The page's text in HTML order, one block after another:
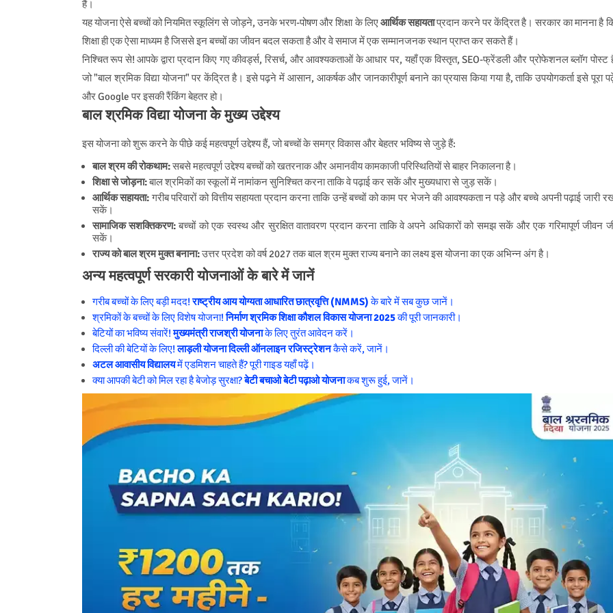
हैं।
यह योजना ऐसे बच्चों को नियमित स्कूलिंग से जोड़ने, उनके भरण-पोषण और शिक्षा के लिएआर्थिक सहायताप्रदान करने पर केंद्रित है। सरकार का मानना है
शिक्षा ही एक ऐसा माध्यम है जिससे इन बच्चों का जीवन बदल सकता है और वे समाज में एक सम्मानजनक स्थान प्राप्त कर सकते हैं।
निश्चित रूप से! आपके द्वारा प्रदान किए गए कीवर्ड्स, रिसर्च, और आवश्यकताओं के आधार पर, यहाँ एक विस्तृत, SEO-फ्रेंडली और प्रोफेशनल ब्लॉग पोस्ट
जो "बाल श्रमिक विद्या योजना" पर केंद्रित है। इसे पढ़ने में आसान, आकर्षक और जानकारीपूर्ण बनाने का प्रयास किया गया है, ताकि उपयोगकर्ता इसे पूरा
और Google पर इसकी रैंकिंग बेहतर हो।
बाल श्रमिक विद्या योजना के मुख्य उद्देश्य
इस योजना को शुरू करने के पीछे कई महत्वपूर्ण उद्देश्य हैं, जो बच्चों के समग्र विकास और बेहतर भविष्य से जुड़े हैं:
बाल श्रम की रोकथाम:सबसे महत्वपूर्ण उद्देश्य बच्चों को खतरनाक और अमानवीय कामकाजी परिस्थितियों से बाहर निकालना है।
शिक्षा से जोड़ना:बाल श्रमिकों का स्कूलों में नामांकन सुनिश्चित करना ताकि वे पढ़ाई कर सकें और मुख्यधारा से जुड़ सकें।
आर्थिक सहायता:गरीब परिवारों को वित्तीय सहायता प्रदान करना ताकि उन्हें बच्चों को काम पर भेजने की आवश्यकता न पड़े और बच्चे अपनी पढ़ाई जारी
सकें।
सामाजिक सशक्तिकरण:बच्चों को एक स्वस्थ और सुरक्षित वातावरण प्रदान करना ताकि वे अपने अधिकारों को समझ सकें और एक गरिमापूर्ण जीवन
सकें।
राज्य को बाल श्रम मुक्त बनाना:उत्तर प्रदेश को वर्ष 2027 तक बाल श्रम मुक्त राज्य बनाने का लक्ष्य इस योजना का एक अभिन्न अंग है।
अन्य महत्वपूर्ण सरकारी योजनाओं के बारे में जानें
गरीब बच्चों के लिए बड़ी मदद!राष्ट्रीय आय योग्यता आधारित छात्रवृत्ति (NMMS)के बारे में सब कुछ जानें।
श्रमिकों के बच्चों के लिए विशेष योजना!निर्माण श्रमिक शिक्षा कौशल विकास योजना 2025की पूरी जानकारी।
बेटियों का भविष्य संवारें!मुख्यमंत्री राजश्री योजनाके लिए तुरंत आवेदन करें।
दिल्ली की बेटियों के लिए!लाड़ली योजना दिल्ली ऑनलाइन रजिस्ट्रेशनकैसे करें, जानें।
अटल आवासीय विद्यालयमें एडमिशन चाहते हैं? पूरी गाइड यहाँ पढ़ें।
क्या आपकी बेटी को मिल रहा है बेजोड़ सुरक्षा?बेटी बचाओ बेटी पढ़ाओ योजनाकब शुरू हुई, जानें।